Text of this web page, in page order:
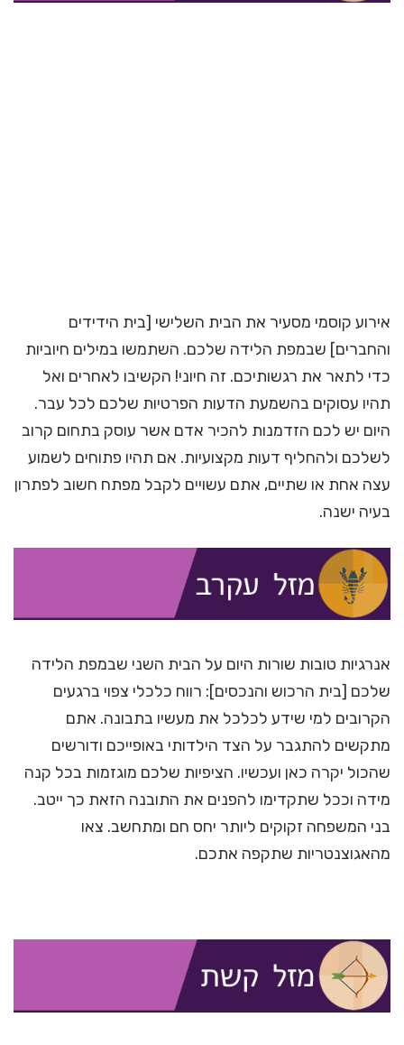
אירוע קוסמי מסעיר את הבית השלישי [בית הידידים
והחברים] שבמפת הלידה שלכם. השתמשו במילים חיוביות
כדי לתאר את רגשותיכם. זה חיוני! הקשיבו לאחרים ואל
תהיו עסוקים בהשמעת הדעות הפרטיות שלכם לכל עבר.
היום יש לכם הזדמנות להכיר אדם אשר עוסק בתחום קרוב
לשלכם ולהחליף דעות מקצועיות. אם תהיו פתוחים לשמוע
עצה אחת או שתיים, אתם עשויים לקבל מפתח חשוב לפתרון
בעיה ישנה.
אנרגיות טובות שורות היום על הבית השני שבמפת הלידה
שלכם [בית הרכוש והנכסים]: רווח כלכלי צפוי ברגעים
הקרובים למי שידע לכלכל את מעשיו בתבונה. אתם
מתקשים להתגבר על הצד הילדותי באופייכם ודורשים
שהכול יקרה כאן ועכשיו. הציפיות שלכם מוגזמות בכל קנה
מידה וככל שתקדימו להפנים את התובנה הזאת כך ייטב.
בני המשפחה זקוקים ליותר יחס חם ומתחשב. צאו
מהאגוצנטריות שתקפה אתכם.